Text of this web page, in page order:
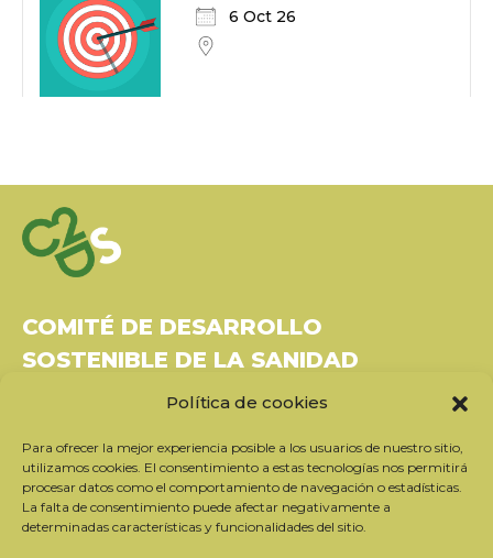
Política de cookies
Para ofrecer la mejor experiencia posible a los usuarios de nuestro sitio,
utilizamos cookies. El consentimiento a estas tecnologías nos permitirá
procesar datos como el comportamiento de navegación o estadísticas.
La falta de consentimiento puede afectar negativamente a
determinadas características y funcionalidades del sitio.
6 Oct 26
COMITÉ DE DESARROLLO
SOSTENIBLE DE LA SANIDAD
Bâtiment Le Rubixco, 1 rue Bernard Maris
Tel: 06 26 49 36 81 -
contact@c2ds.eu
TwitterLinkedIn
Youtube